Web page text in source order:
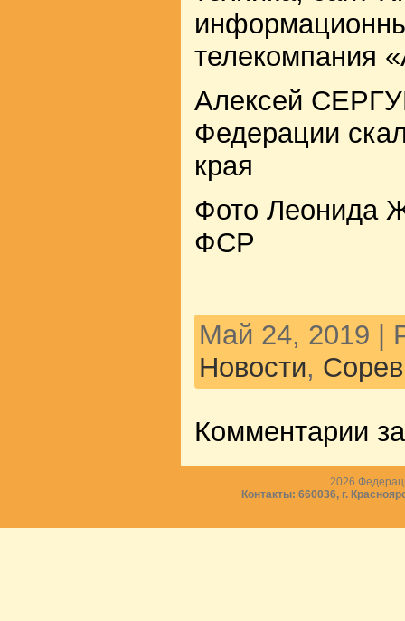
телекомпания
Алексей
Федерации
края
Фото Леонида
ФСР
Май 24, 2019 |
Новости,
Комментарии
2026
Контакты: 660036, г.